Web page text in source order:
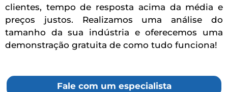
clientes, tempo de resposta acima da média e
preços justos. Realizamos uma análise do
tamanho da sua indústria e oferecemos uma
demonstração gratuita de como tudo funciona!
Fale com um especialista